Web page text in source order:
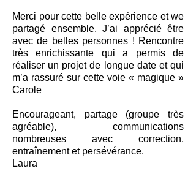
Merci pour cette belle expérience et we
partagé ensemble. J’ai apprécié être
avec de belles personnes ! Rencontre
très enrichissante qui a permis de
réaliser un projet de longue date et qui
m’a rassuré sur cette voie « magique »
Carole
Encourageant, partage (groupe très
agréable), communications
nombreuses avec correction,
entraînement et persévérance.
Laura